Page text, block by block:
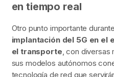
en tiempo real
Otro punto importante
implantación del 5G en el
el transporte, con diversas
sus modelos autónomos
tecnología de red que